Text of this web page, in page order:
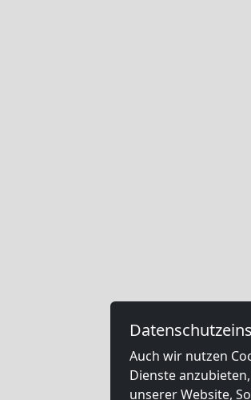
Auch wir nutzen
Dienste
unserer Website,